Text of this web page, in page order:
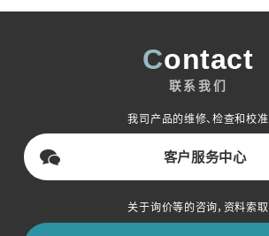
Contact
联系我们
我司产品的维修、检查和校准
客户服务中心
关于询价等的咨询，资料索取